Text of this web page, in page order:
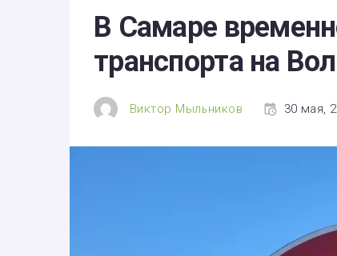
Экономика
Технологии
Политика
В Самаре
транспорта на
Виктор Мыльников 30 мая,